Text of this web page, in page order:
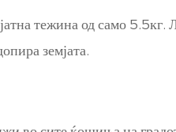
тежина од само 5.5кг.
земјата.